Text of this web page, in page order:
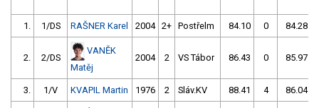
1. 1/DS RAŠNER Karel 2004 2+ Postřelm 84.10 0 84.28
2. 2/DS
VANĚK
Matěj
2004 2 VS Tábor 86.43 0 85.97
3. 1/V KVAPIL Martin 1976 2 Sláv.KV 88.41 4 86.04